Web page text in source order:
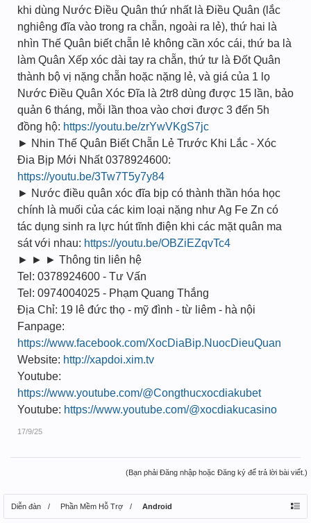
khi dùng Nước Điều Quân thứ nhất là Điều Quân (lắc
nghiêng đĩa vào trong ra chẵn, ngoài ra lẻ), thứ hai là
nhìn Thế Quân biết chẵn lẻ không cần xóc cái, thứ ba là
làm Quân Xếp xóc dài tay ra chẵn, thứ tư là Đốt Quân
thành bộ vị nặng chẵn hoặc nặng lẻ, và giá của 1 lọ
Nước Điều Quân Xóc Đĩa là 2tr8 dùng được 15 lần, bảo
quản 6 tháng, mỗi lần thoa vào chơi được 3 đến 5h
đồng hộ: https://youtu.be/zrYwVKgS7jc
► Nhin Thế Quân Biết Chẵn Lẻ Trước Khi Lắc - Xóc
Đia Bịp Mới Nhất 0378924600:
https://youtu.be/3Tw7T5y7y84
► Nước điều quân xóc đĩa bịp có thành thần hóa học
chính là muối của các kim loại nặng như Ag Fe Zn có
tác dụng sinh ra lực hút tĩnh điện khi các mặt quân ma
sát với nhau: https://youtu.be/OBZiEZqvTc4
► ► ► Thông tin liên hệ
Tel: 0378924600 - Tư Vấn
Tel: 0974004025 - Phạm Quang Thắng
Địa Chỉ: 19 lê đức thọ - mỹ đình - từ liêm - hà nội
Fanpage:
https://www.facebook.com/XocDiaBip.NuocDieuQuan
Website: http://xapdoi.xim.tv
Youtube:
https://www.youtube.com/@Congthucxocdiakubet
Youtube: https://www.youtube.com/@xocdiakucasino
17/9/25
(Bạn phải Đăng nhập hoặc Đăng ký để trả lời bài viết.)
Diễn đàn Phần Mềm Hỗ Trợ Android